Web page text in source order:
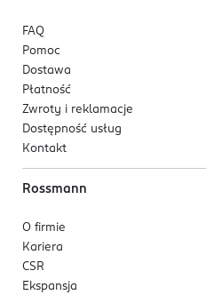
FAQ
Pomoc
Dostawa
Płatność
Zwroty i reklamacje
Dostępność usług
Kontakt
Rossmann
O firmie
Kariera
CSR
Ekspansja